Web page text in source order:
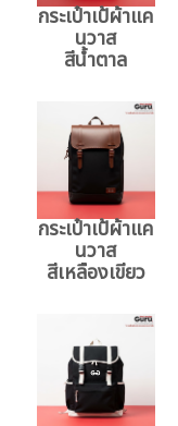
กระเป๋าเป้ผ้าแค
นวาส
สีน้ำตาล
กระเป๋าเป้ผ้าแค
นวาส
สีเหลืองเขียว